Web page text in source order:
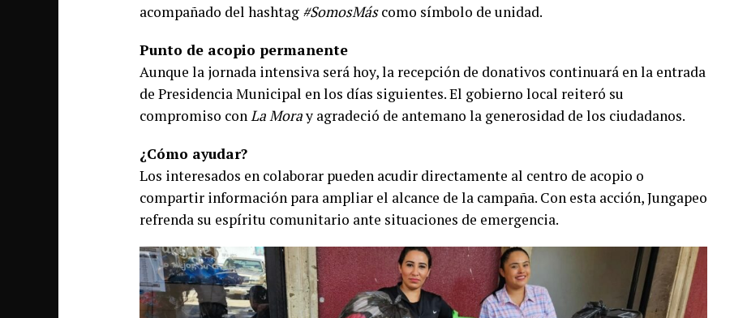
acompañado del hashtag #SomosMáscomo símbolo de unidad.
Punto de acopio permanente
Aunque la jornada intensiva será hoy, la recepción de donativos continuará en la entrada
de Presidencia Municipal en los días siguientes. El gobierno local reiteró su
compromiso conLa Moray agradeció de antemano la generosidad de los ciudadanos.
¿Cómo ayudar?
Los interesados en colaborar pueden acudir directamente al centro de acopio o
compartir información para ampliar el alcance de la campaña. Con esta acción, Jungapeo
refrenda su espíritu comunitario ante situaciones de emergencia.